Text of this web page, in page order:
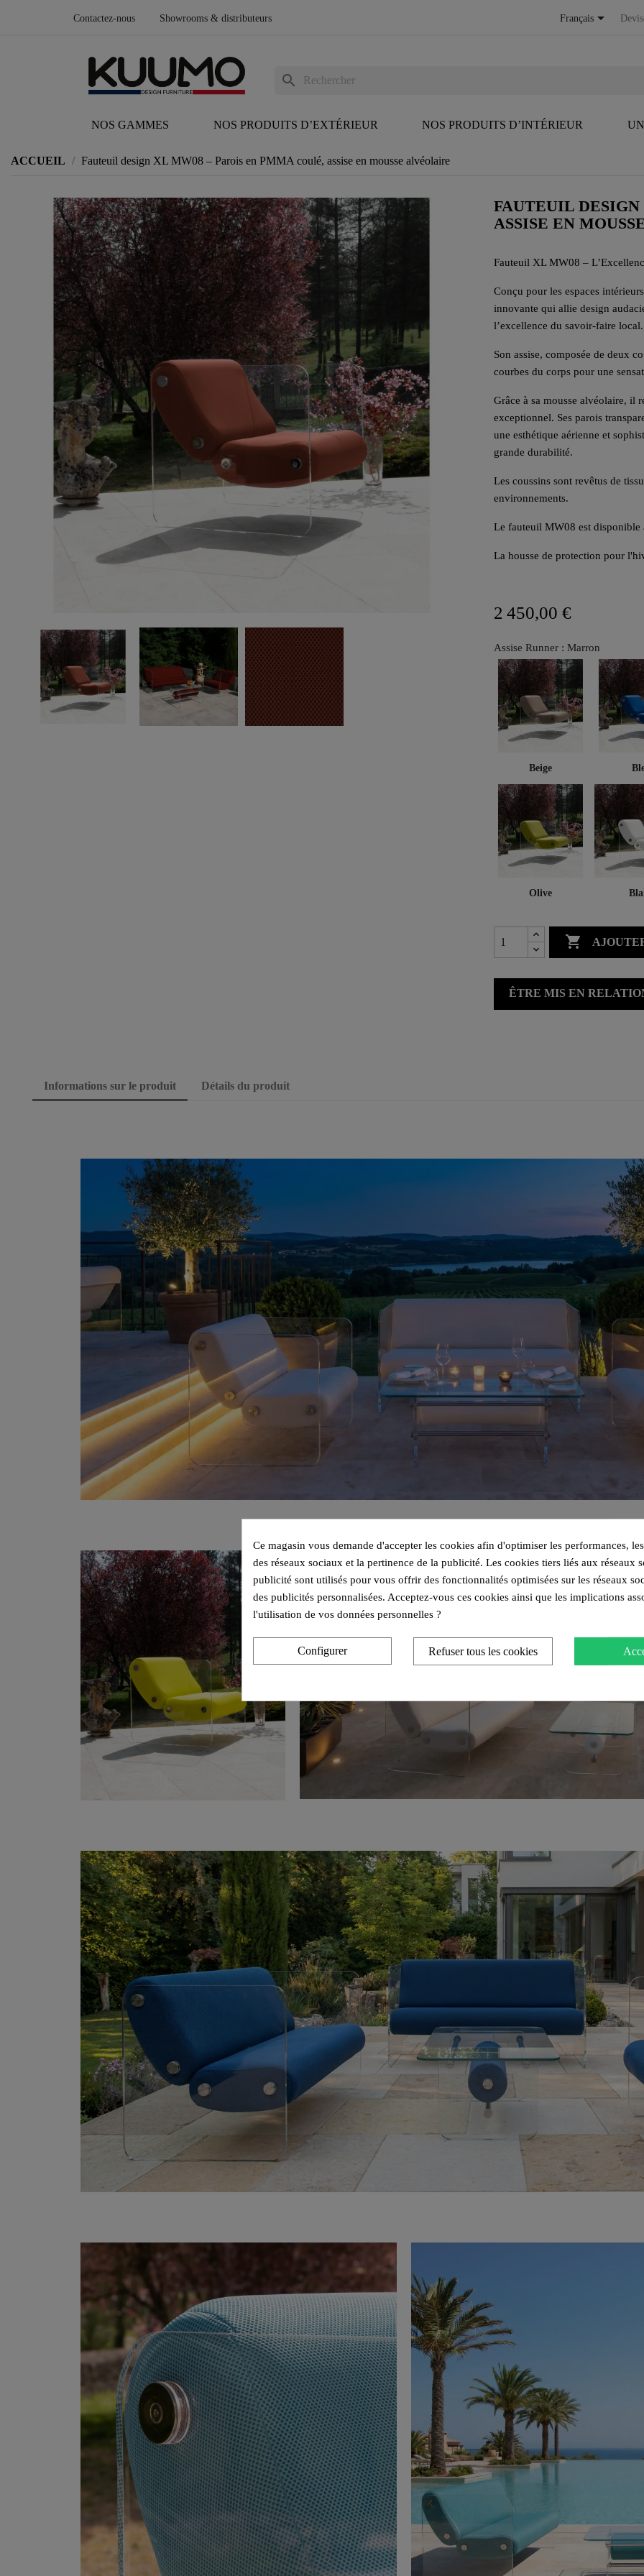
Contactez-nous Showrooms & distributeurs Français
NOS GAMMES NOS PRODUITS D’EXTÉRIEUR NOS PRODUITS D’INTÉRIEUR
search
ACCUEIL Fauteuil design XL MW08 – Parois en PMMA coulé, assise en mousse alvéolaire
FAUTEUIL
ASSISE EN
Fauteuil XL MW08 –
Conçu pour les espaces
innovante qui allie design
l’excellence du savoir-faire local.
Son assise, composée de deux
courbes du corps pour une
Grâce à sa mousse alvéolaire, il
exceptionnel. Ses parois
une esthétique aérienne et
grande durabilité.
Les coussins sont revêtus de
environnements.
Le fauteuil MW08 est disponible
La housse de protection pour
2 450,00 €
Assise Runner : Marron
Beige
Olive

ÊTRE MIS EN
Informations sur le produit Détails du produit
Ce magasin vous demande d'accepter les cookies afin d'optimiser les performances,
des réseaux sociaux et la pertinence de la publicité. Les cookies tiers liés aux réseaux
publicité sont utilisés pour vous offrir des fonctionnalités optimisées sur les réseaux
des publicités personnalisées. Acceptez-vous ces cookies ainsi que les implications
l'utilisation de vos données personnelles ?
Refuser tous les cookies
Configurer